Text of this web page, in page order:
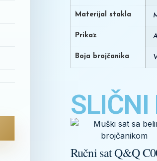
Materijal stakla
Prikaz
Boja brojčanika
SLIČNI
Ručni sat Q&Q